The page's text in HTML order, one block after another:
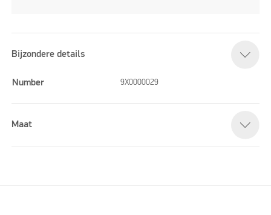
Bijzondere details
Number 9X0000029
Maat